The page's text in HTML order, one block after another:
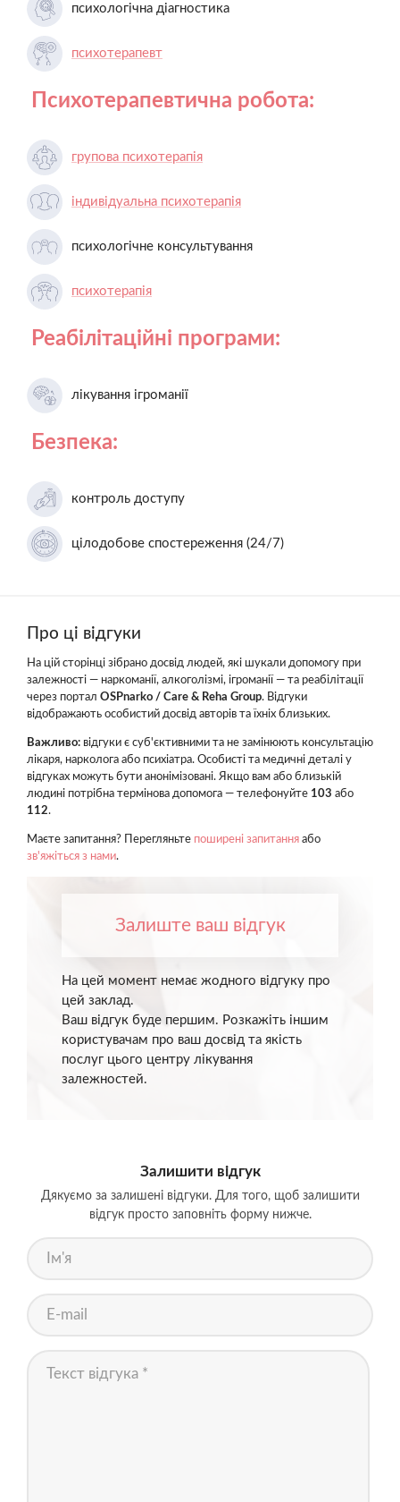
психологічна діагностика
психотерапевт
Психотерапевтична робота:
групова психотерапія
індивідуальна психотерапія
психологічне консультування
психотерапія
Реабілітаційні програми:
лікування ігроманії
Безпека:
контроль доступу
цілодобове спостереження (24/7)
Про ці відгуки
На цій сторінці зібрано досвід людей, які шукали допомогу при
залежності — наркоманії, алкоголізмі, ігроманії — та реабілітації
через портал OSPnarko / Care & Reha Group. Відгуки
відображають особистий досвід авторів та їхніх близьких.
Важливо: відгуки є суб'єктивними та не замінюють консультацію
лікаря, нарколога або психіатра. Особисті та медичні деталі у
відгуках можуть бути анонімізовані. Якщо вам або близькій
людині потрібна термінова допомога — телефонуйте 103 або
112.
Маєте запитання? Перегляньте поширені запитання або
зв'яжіться з нами.
Залиште ваш відгук
На цей момент немає жодного відгуку про
цей заклад.
Ваш відгук буде першим. Розкажіть іншим
користувачам про ваш досвід та якість
послуг цього центру лікування
залежностей.
Залишити відгук
Дякуємо за залишені відгуки. Для того, щоб залишити
відгук просто заповніть форму нижче.